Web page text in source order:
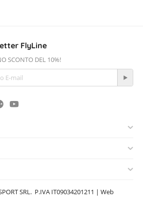
FlyLine
SCONTO DEL 10%!
SRL. P.IVA IT09034201211 | Web